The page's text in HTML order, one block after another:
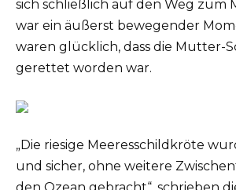
sich schließlich auf den Weg zum
war ein äußerst bewegender
waren glücklich, dass die Mutter-
gerettet worden war.
„Die riesige Meeresschildkröte
und sicher, ohne weitere